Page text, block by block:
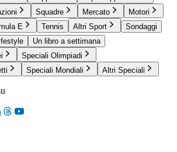
Squadre Mercato
Motori
E Tennis Altri Sport
Sondaggi
Un libro a settimana
Speciali Olimpiadi
Speciali Mondiali Altri Speciali